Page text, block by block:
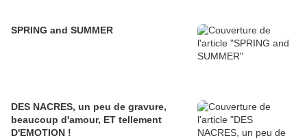
SPRING and SUMMER
DES NACRES, un peu de gravure,
beaucoup d'amour, ET tellement
D'EMOTION !